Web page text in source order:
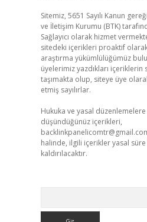
Sitemiz, 5651 Sayılı Kanun
ve İletişim Kurumu (BTK)
Sağlayıcı olarak hizmet
sitedeki içerikleri proaktif
araştırma yükümlülüğümüz
üyelerimiz yazdıkları içeriklerin
taşımakta olup, siteye üye
etmiş sayılırlar.
Hukuka ve yasal düzenlemelere
düşündüğünüz içerikleri,
halinde, ilgili içerikler yasal
kaldırılacaktır.